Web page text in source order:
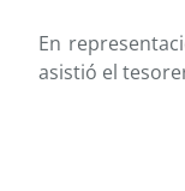
En
asistió el